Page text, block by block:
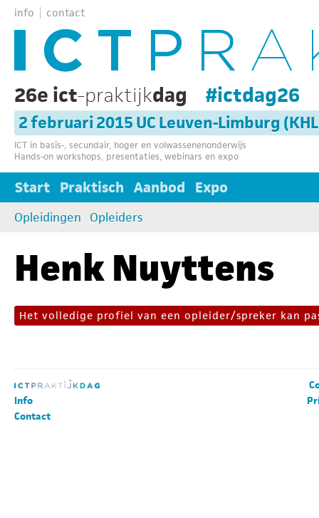
info contact
26e ict-praktijkdag #ictdag26
2 februari 2015 UC Leuven-Limburg
ICT in basis-, secundair, hoger en volwassenenonderwijs
Hands-on workshops, presentaties, webinars en expo
Start Praktisch Aanbod Expo
Opleidingen Opleiders
Henk Nuyttens
Het volledige profiel van een opleider/spreker kan
Info
Contact